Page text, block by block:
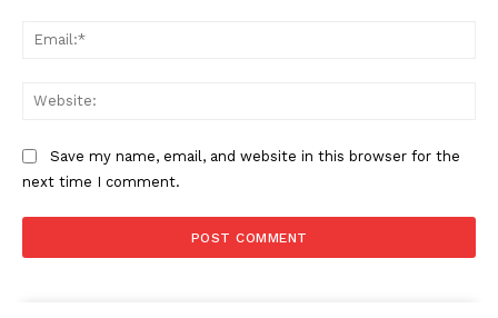
Save my name, email, and website in this browser for the
next time I comment.